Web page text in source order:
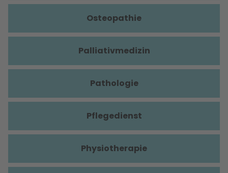
Osteopathie
Palliativmedizin
Pathologie
Pflegedienst
Physiotherapie